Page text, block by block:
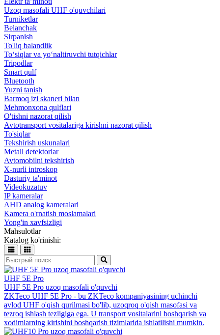
Uzoq masofali UHF o'quvchilari
Turniketlar
Belanchak
Sirpanish
To'liq balandlik
To‘siqlar va yo‘naltiruvchi tutqichlar
Tripodlar
Smart qulf
Bluetooth
Yuzni tanish
Barmoq izi skaneri bilan
Mehmonxona qulflari
O'tishni nazorat qilish
Avtotransport vositalariga kirishni nazorat qilish
To'siqlar
Tekshirish uskunalari
Metall detektorlar
Avtomobilni tekshirish
X-nurli introskop
Dasturiy ta'minot
Videokuzatuv
IP kameralar
AHD analog kameralari
Kamera o'rnatish moslamalari
Yong'in xavfsizligi
Mahsulotlar
Katalog ko'rinishi:
UHF 5E Pro
UHF 5E Pro uzoq masofali o'quvchi
ZKTeco UHF 5E Pro - bu ZKTeco kompaniyasining uchinchi
avlod UHF o'qish qurilmasi bo'lib, uzoqroq o'qish masofasi va
tezroq ishlash tezligiga ega. U transport vositalarini boshqarish va
xodimlarning kirishini boshqarish tizimlarida ishlatilishi mumkin.